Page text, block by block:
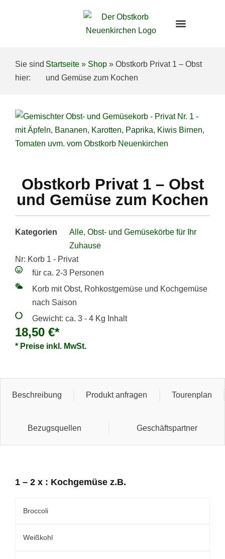
Sie sind
hier:
Startseite» Shop» Obstkorb Privat 1 – Obst
und Gemüse zum Kochen
Obstkorb Privat 1 – Obst
und Gemüse zum Kochen
Kategorien Alle, Obst- und Gemüsekörbe für Ihr
Zuhause
Nr: Korb 1 - Privat
für ca. 2-3 Personen
Korb mit Obst, Rohkostgemüse und Kochgemüse
nach Saison
Gewicht: ca. 3 - 4 Kg Inhalt
18,50 €*
* Preise inkl. MwSt.
Beschreibung Produkt anfragen Tourenplan
Bezugsquellen Geschäftspartner
1 – 2 x : Kochgemüse z.B.
Broccoli
Weißkohl